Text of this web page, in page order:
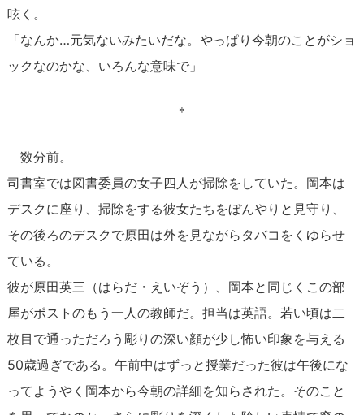
呟く。
「なんか…元気ないみたいだな。やっぱり今朝のことがショ
ックなのかな、いろんな意味で」
＊
数分前。
司書室では図書委員の女子四人が掃除をしていた。岡本は
デスクに座り、掃除をする彼女たちをぼんやりと見守り、
その後ろのデスクで原田は外を見ながらタバコをくゆらせ
ている。
彼が原田英三（はらだ・えいぞう）、岡本と同じくこの部
屋がポストのもう一人の教師だ。担当は英語。若い頃は二
枚目で通っただろう彫りの深い顔が少し怖い印象を与える
50歳過ぎである。午前中はずっと授業だった彼は午後にな
ってようやく岡本から今朝の詳細を知らされた。そのこと